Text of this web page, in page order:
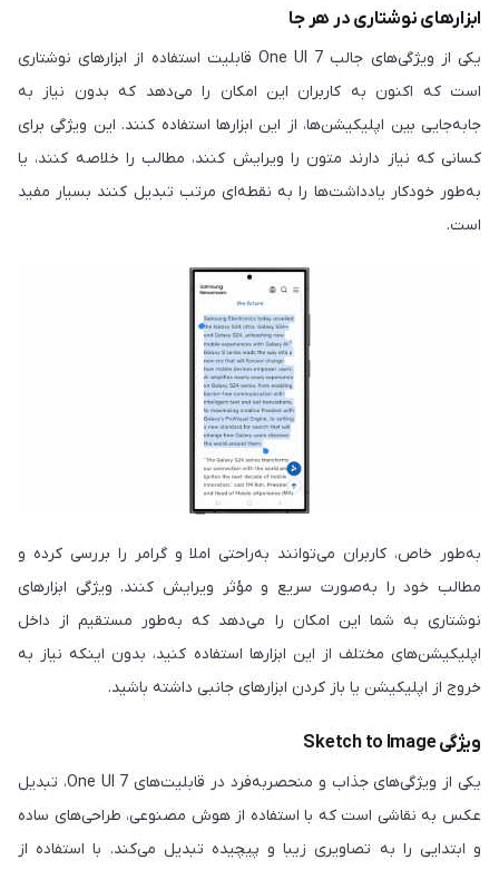
ابزارهای نوشتاری در هر جا
یکی از ویژگی‌های جالب One UI 7 قابلیت استفاده از ابزارهای نوشتاری
است که اکنون به کاربران این امکان را می‌دهد که بدون نیاز به
جابه‌جایی بین اپلیکیشن‌ها، از این ابزارها استفاده کنند. این ویژگی برای
کسانی که نیاز دارند متون را ویرایش کنند، مطالب را خلاصه کنند، یا
به‌طور خودکار یادداشت‌ها را به نقطه‌ای مرتب تبدیل کنند بسیار مفید
است.
به‌طور خاص، کاربران می‌توانند به‌راحتی املا و گرامر را بررسی کرده و
مطالب خود را به‌صورت سریع و مؤثر ویرایش کنند. ویژگی ابزارهای
نوشتاری به شما این امکان را می‌دهد که به‌طور مستقیم از داخل
اپلیکیشن‌های مختلف از این ابزارها استفاده کنید، بدون اینکه نیاز به
خروج از اپلیکیشن یا باز کردن ابزارهای جانبی داشته باشید.
ویژگی Sketch to Image
یکی از ویژگی‌های جذاب و منحصربه‌فرد در قابلیت‌های One UI 7، تبدیل
عکس به نقاشی است که با استفاده از هوش مصنوعی، طراحی‌های ساده
و ابتدایی را به تصاویری زیبا و پیچیده تبدیل می‌کند. با استفاده از